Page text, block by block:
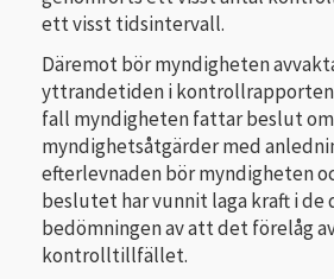
ett visst tidsintervall.
Däremot bör myndigheten
yttrandetiden i kontrollrapporten
fall myndigheten fattar beslut om
myndighetsåtgärder med
efterlevnaden bör myndigheten
beslutet har vunnit laga kraft i de
bedömningen av att det förelåg
kontrolltillfället.